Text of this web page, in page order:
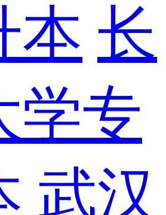
本 长
学专
武汉